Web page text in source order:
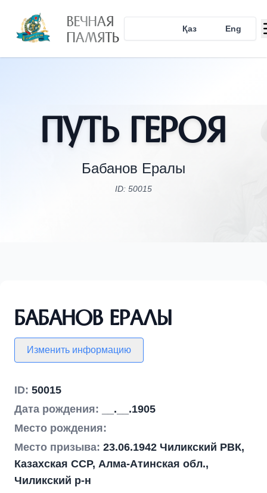
ВЕЧНАЯ
ПАМЯТЬ Қаз Eng
Путь Героя
Бабанов Ералы
ID: 50015
Бабанов Ералы
Изменить информацию
ID: 50015
Дата рождения:
__.__.1905
Место рождения:
Место призыва: 23.06.1942 Чиликский РВК,
Казахская ССР, Алма-Атинская обл.,
Чиликский р-н